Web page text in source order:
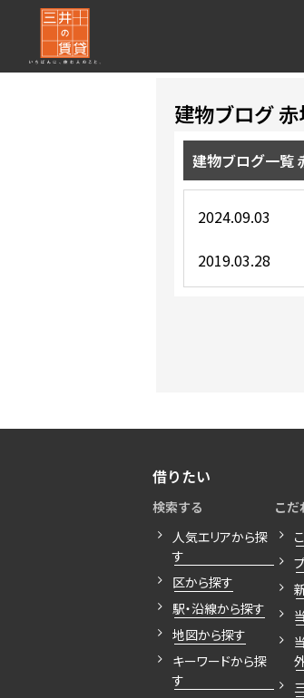
About Us
私たちレジデントファースト
借りたい
厳選した都心の上質な賃貸マ
貸したい
賃貸運営をお考えのオーナー
資産活用
分譲マンションのご購入、売
RESIDENT
FIRST
新しい住まいと暮らしの探し
SERVICE
レジデントファーストが提供
建物ブログ
建物ブログ一覧
2024.09.03
2019.03.28
借りたい
検索する
人気エリアから探
す
区から探す
駅・沿線から探す
地図から探す
キーワードから探
す
こだ